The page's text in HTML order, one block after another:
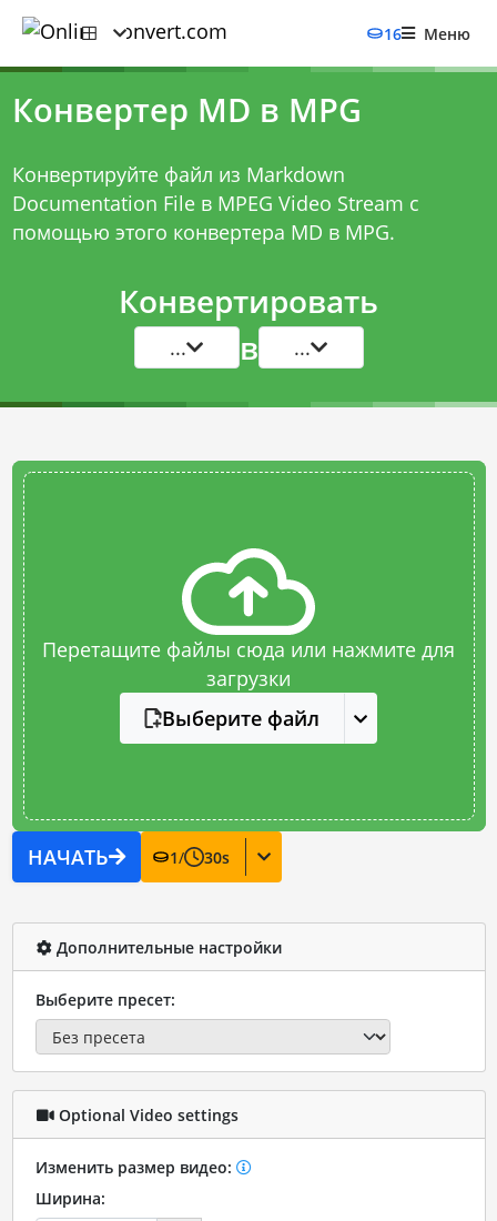
16 Меню
Конвертер MD в MPG
Конвертируйте файл из Markdown
Documentation File в MPEG Video Stream с
помощью этого конвертера MD в MPG.
Конвертировать
... в ...
Перетащите файлы сюда или нажмите для
загрузки
Выберите файл
НАЧАТЬ 1/ 30s
Дополнительные настройки
Выберите пресет:
Optional Video settings
Изменить размер видео:
Ширина: